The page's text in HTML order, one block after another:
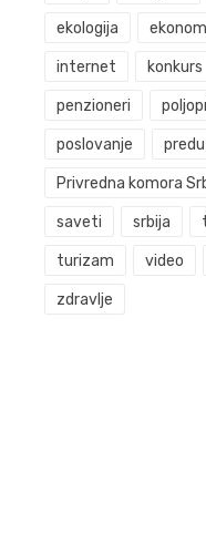
ekologija
internet konkurs
penzioneri
poslovanje
Privredna komora
saveti srbija
turizam video
zdravlje